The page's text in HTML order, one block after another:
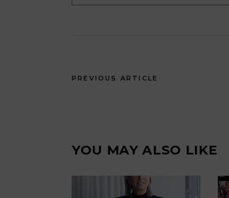
PREVIOUS ARTICLE
YOU MAY ALSO LIKE